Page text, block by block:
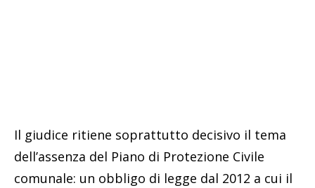
Il giudice ritiene soprattutto decisivo il tema
dell’assenza del Piano di Protezione Civile
comunale: un obbligo di legge dal 2012 a cui il